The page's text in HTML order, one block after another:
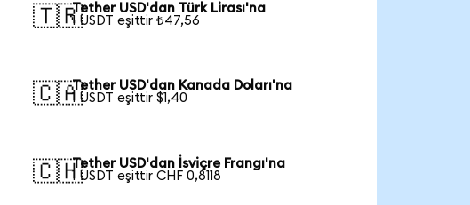
🇹🇷Tether USD'dan Türk Lirası'na
1 USDT eşittir ₺47,56
🇨🇦Tether USD'dan Kanada Doları'na
1 USDT eşittir $1,40
🇨🇭Tether USD'dan İsviçre Frangı'na
1 USDT eşittir CHF 0,8118